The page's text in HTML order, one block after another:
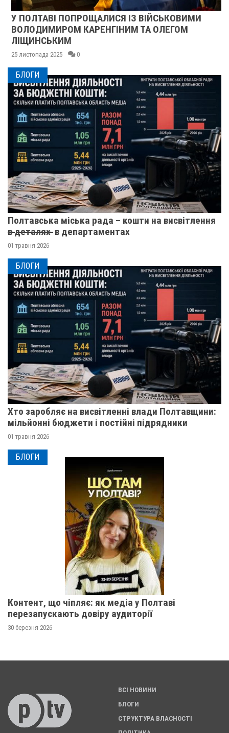
У ПОЛТАВІ ПОПРОЩАЛИСЯ ІЗ ВІЙСЬКОВИМИ
ВОЛОДИМИРОМ КАРЕНГІНИМ ТА ОЛЕГОМ
ЛІЩИНСЬКИМ
25 листопада 2025 0
БЛОГИ
Полтавська міська рада – кошти на висвітлення
в̶ ̶д̶е̶т̶а̶л̶я̶х̶ ̶ в департаментах
01 травня 2026
БЛОГИ
Хто заробляє на висвітленні влади Полтавщини:
мільйонні бюджети і постійні підрядники
01 травня 2026
БЛОГИ
Контент, що чіпляє: як медіа у Полтаві
перезапускають довіру аудиторії
30 березня 2026
ВСІ НОВИНИ
БЛОГИ
СТРУКТУРА ВЛАСНОСТІ